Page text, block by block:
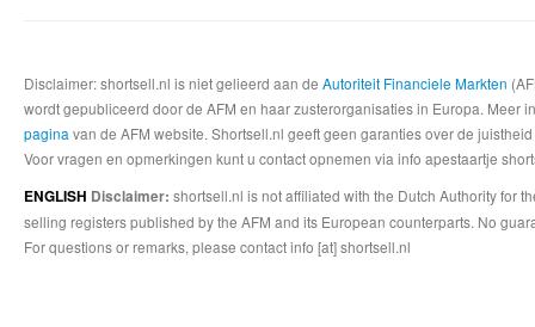
Disclaimer: shortsell.nl is niet gelieerd aan de Autoriteit Financiele Markten
wordt gepubliceerd door de AFM en haar zusterorganisaties in Europa.
pagina van de AFM website. Shortsell.nl geeft geen garanties over de
Voor vragen en opmerkingen kunt u contact opnemen via info apestaartje
ENGLISH Disclaimer: shortsell.nl is not affiliated with the Dutch Authority for
selling registers published by the AFM and its European counterparts. No
For questions or remarks, please contact info [at] shortsell.nl